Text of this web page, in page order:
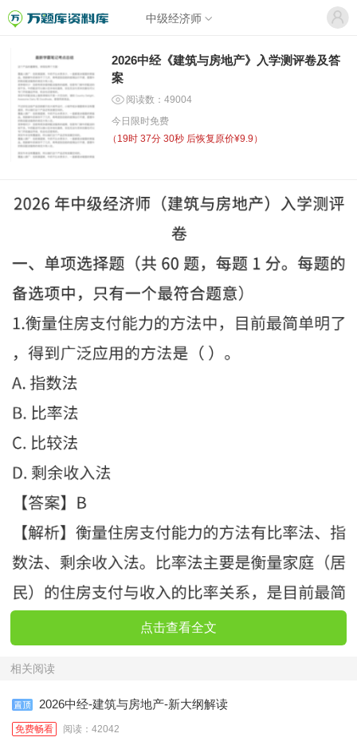
中级经济师
2026中经《建筑与房地产》入学测评卷及答
案
阅读数：49004
今日限时免费
（ 19时 37分 30秒 后恢复原价¥9.9）
点击查看全文
相关阅读
2026中经-建筑与房地产-新大纲解读
免费畅看 阅读：42042